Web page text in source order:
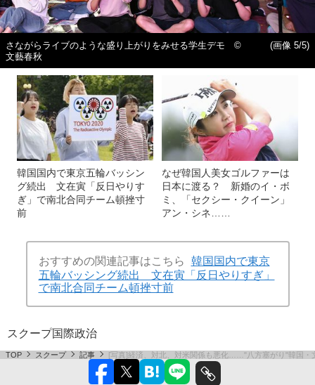
さながらライブのような盛り上がりをみせる学生デモ ©
文藝春秋
(画像 5/5)
韓国国内で東京五輪バッシン
グ続出 文在寅「反日やりす
ぎ」で南北合同チーム頓挫寸
前
なぜ韓国人美女ゴルファーは
日本に渡る？ 新婚のイ・ボ
ミ、「セクシー・クイーン」
アン・シネ……
おすすめの関連記事はこちら
韓国国内で東京
五輪バッシング続出 文在寅「反日やりすぎ」
で南北合同チーム頓挫寸前
スクープ国際政治
TOP スクープ 記事 [写真]経済、対北、対米関係も悪化……"八方塞がり"韓国・